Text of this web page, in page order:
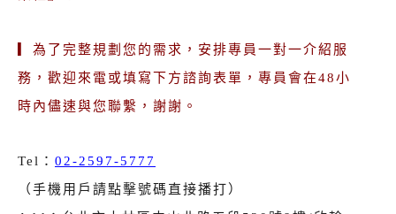
▎為了完整規劃您的需求，安排專員一對一介紹服
務，歡迎來電或填寫下方諮詢表單，專員會在48小
時內儘速與您聯繫，謝謝。
Tel： 02-2597-5777
（手機用戶請點擊號碼直接播打）